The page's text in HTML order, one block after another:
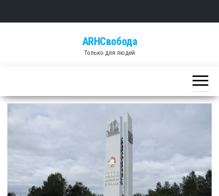
ARHСвобода
Только для людей